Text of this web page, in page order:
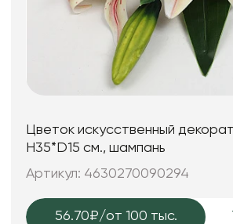
Цветок искусственный
H35*D15 см., шампань
Артикул: 4630270090294
56.70₽/от 100 тыс.